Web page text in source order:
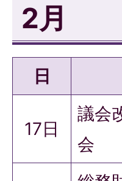
2月
日
17日
議会
会